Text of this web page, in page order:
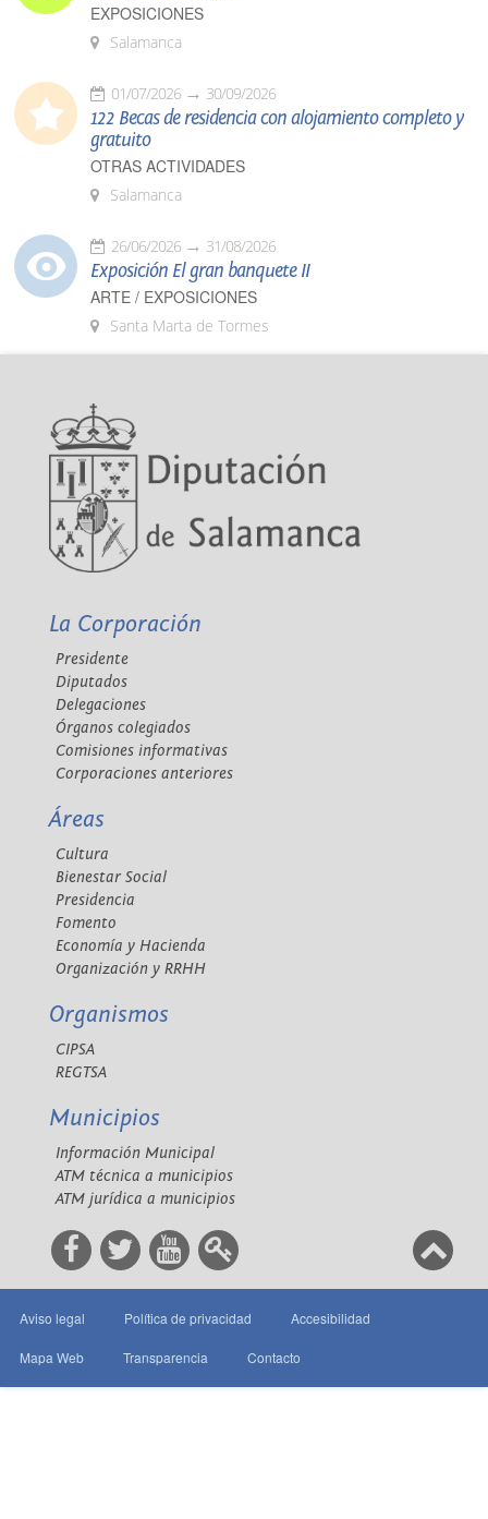
EXPOSICIONES
Salamanca
01/07/2026 30/09/2026
122 Becas de residencia con alojamiento completo y
gratuito
OTRAS ACTIVIDADES
Salamanca
26/06/2026 31/08/2026
Exposición El gran banquete II
ARTE / EXPOSICIONES
Santa Marta de Tormes
La Corporación
Presidente
Diputados
Delegaciones
Órganos colegiados
Comisiones informativas
Corporaciones anteriores
Áreas
Cultura
Bienestar Social
Presidencia
Fomento
Economía y Hacienda
Organización y RRHH
Organismos
CIPSA
REGTSA
Municipios
Información Municipal
ATM técnica a municipios
ATM jurídica a municipios
Aviso legal Política de privacidad Accesibilidad
Mapa Web Transparencia Contacto